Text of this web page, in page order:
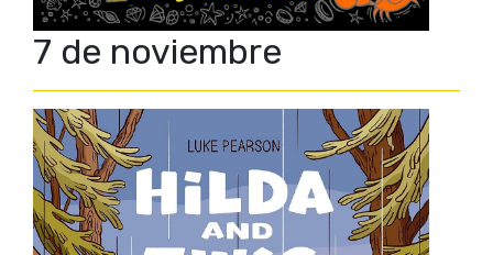
7 de noviembre